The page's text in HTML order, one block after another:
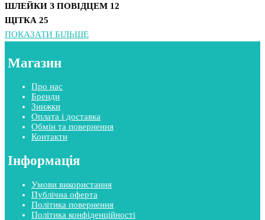
ШЛЕЙКИ З ПОВІДЦЕМ 12
ЩІТКА 25
ПОКАЗАТИ БІЛЬШЕ
Магазин
Про нас
Бренди
Знижки
Оплата і доставка
Обмін та повернення
Контакти
Інформація
Умови використання
Публічна оферта
Політика повернення
Політика конфіденційності